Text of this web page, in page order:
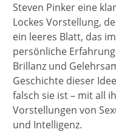
Steven Pinker eine
Lockes Vorstellung,
ein leeres Blatt, das
persönliche
Brillanz und
Geschichte dieser
falsch sie ist – mit all
Vorstellungen von
und Intelligenz.